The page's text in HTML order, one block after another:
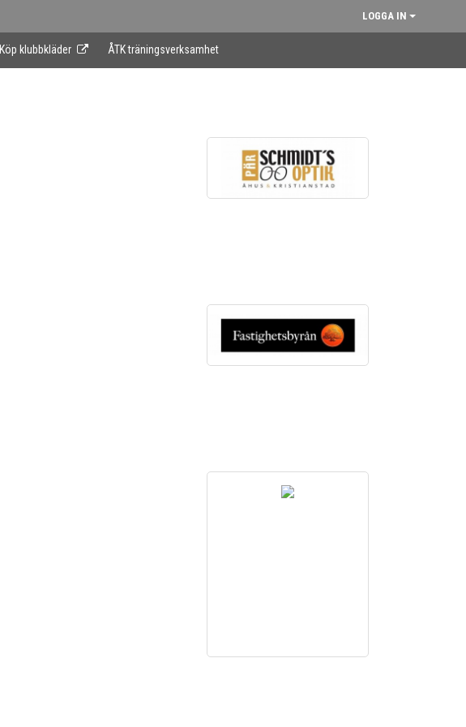
LOGGA IN
Köp klubbkläder ÅTK träningsverksamhet